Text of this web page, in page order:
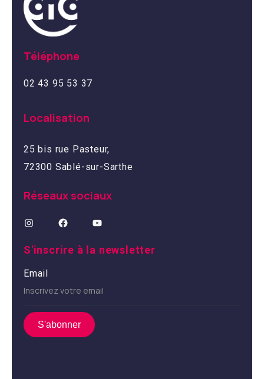
Téléphone
02 43 95 53 37
Localisation
25 bis rue Pasteur,
72300 Sablé-sur-Sarthe
Réseaux sociaux
S'inscrire à la newsletter
Email